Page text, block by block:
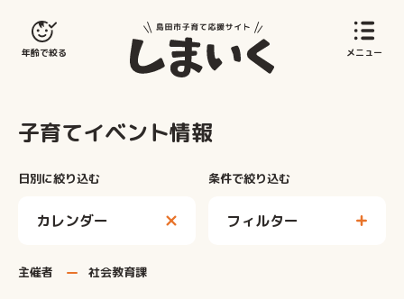
年齢で絞る
島田市子育てサイ
メニュー
子育てイベント情報
日別に絞り込む 条件で絞り込む
フィルター
主催者 社会教育課